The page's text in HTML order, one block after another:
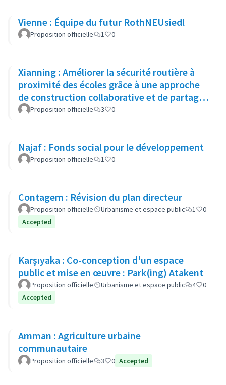
Vienne : Équipe du futur RothNEUsiedl
Proposition officielle 1 0
Xianning : Améliorer la sécurité routière à
proximité des écoles grâce à une approche
de construction collaborative et de partage
adaptée aux enfants
Proposition officielle 3 0
Najaf : Fonds social pour le développement
Proposition officielle 1 0
Contagem : Révision du plan directeur
Proposition officielle Urbanisme et espace public 1
0
Accepted
Karşıyaka : Co-conception d'un espace
public et mise en œuvre : Park(ing) Atakent
Proposition officielle Urbanisme et espace public 4
0
Accepted
Amman : Agriculture urbaine
communautaire
Proposition officielle 3 0 Accepted